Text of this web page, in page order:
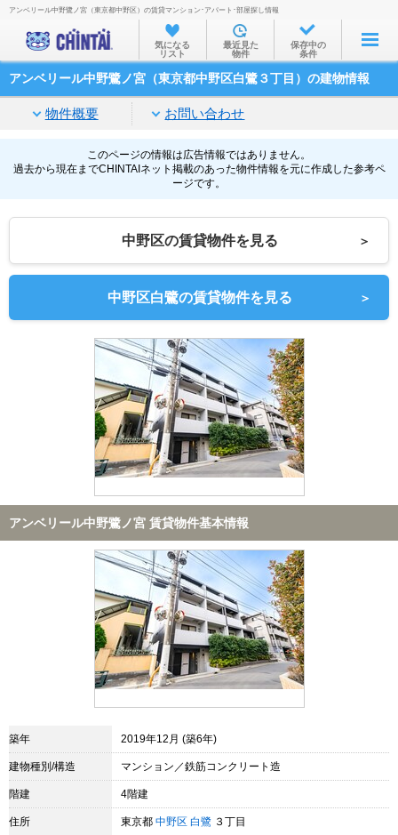
お部屋を探す
沿線・駅から
家賃相場から
通勤通学時間から
物件特集から
不動産会社から
TOP
アンベリール中野鷺ノ宮（東京都中野区）の賃貸マンション･アパート･部屋探し情報
気になる
リスト
最近見た
物件
保存中の
条件
アンベリール中野鷺ノ宮（東京都中野区白鷺３丁目）の建物情報
物件概要 お問い合わせ
このページの情報は広告情報ではありません。
過去から現在までCHINTAIネット掲載のあった物件情報を元に作成した参考ペ
ージです。
中野区の賃貸物件を見る ＞
中野区白鷺の賃貸物件を見る ＞
アンベリール中野鷺ノ宮 賃貸物件基本情報
築年 2019年12月 (築6年)
建物種別/構造 マンション／鉄筋コンクリート造
階建 4階建
住所 東京都 中野区 白鷺 ３丁目